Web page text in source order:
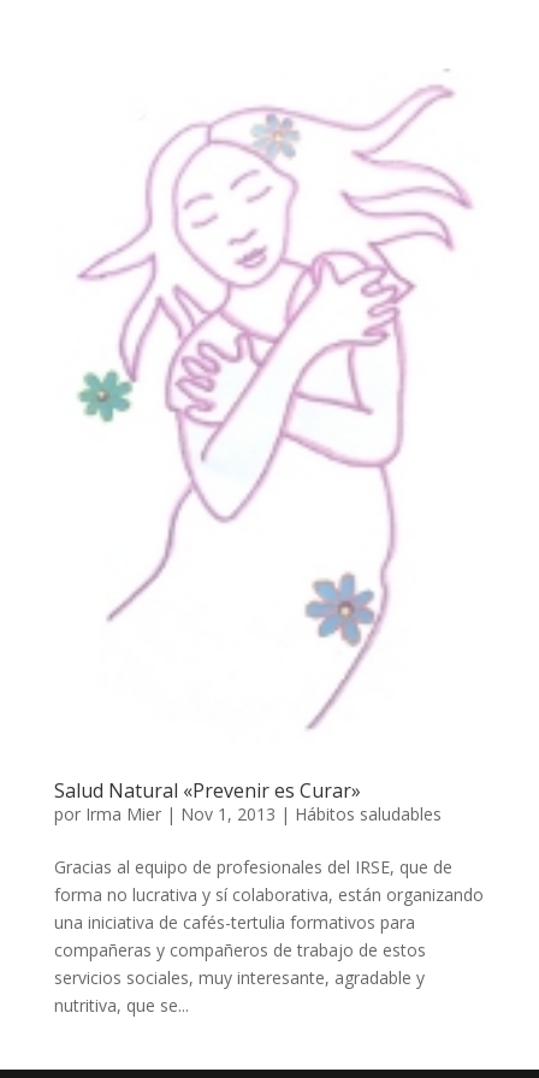
Salud Natural «Prevenir es Curar»
por Irma Mier| Nov 1, 2013 | Hábitos saludables
Gracias al equipo de profesionales del IRSE, que de
forma no lucrativa y sí colaborativa, están organizando
una iniciativa de cafés-tertulia formativos para
compañeras y compañeros de trabajo de estos
servicios sociales, muy interesante, agradable y
nutritiva, que se...